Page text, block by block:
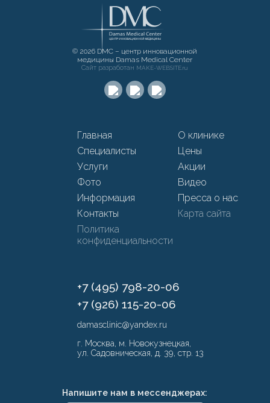
© 2026 DMC – центр инновационной
медицины Damas Medical Center
Сайт разработан MAKE-WEBSITE.ru
Главная
О клинике
Специалисты
Цены
Услуги
Акции
Фото
Видео
Информация
Пресса о нас
Контакты
Карта сайта
Политика
конфиденциальности
+7 (495) 798-20-06
+7 (926) 115-20-06
damasclinic@yandex.ru
г. Москва, м. Новокузнецкая,
ул. Садовническая, д. 39, стр. 13
Напишите нам в мессенджерах: